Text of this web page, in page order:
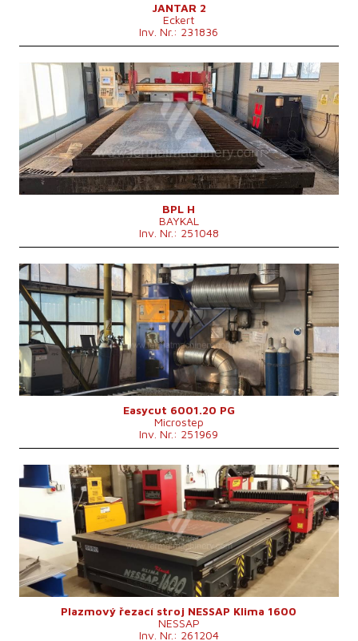
JANTAR 2
Eckert
Inv. Nr.: 231836
Baujahr:
2015
Max. Werkstücklänge
6000 mm
Max. Werkstückbreite
2000 mm
Max. Dicke des Schneidmaterials mm
Art des Schneid
Plasma
Kontrollsystem
ja
Steuerung Delem
BPL H
BAYKAL
Inv. Nr.: 251048
Baujahr:
0
Max. Werkstücklänge
6000 mm
Max. Werkstückbreite
2000 mm
Max. Dicke des Schneidmaterialsmm
Art des Schneid
Plasma
Kontrollsystem
nein
Easycut 6001.20 PG
Microstep
Inv. Nr.: 251969
Baujahr:
2010
Max. Werkstücklänge
1600 mm
Max. Werkstückbreite
1600 mm
Max. Dicke des Schneidmaterials30 mm
Art des Schneid
Plasma
Kontrollsystem
nein
Plazmový řezací stroj NESSAP Klima 1600
NESSAP
Inv. Nr.: 261204